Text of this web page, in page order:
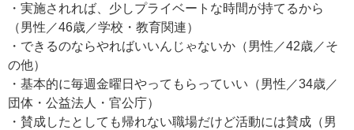
・実施されれば、少しプライベートな時間が持てるから
（男性／46歳／学校・教育関連）
・できるのならやればいいんじゃないか（男性／42歳／そ
の他）
・基本的に毎週金曜日やってもらっていい（男性／34歳／
団体・公益法人・官公庁）
・賛成したとしても帰れない職場だけど活動には賛成（男